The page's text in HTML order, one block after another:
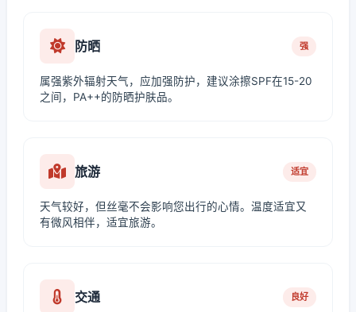
防晒 强
属强紫外辐射天气，应加强防护，建议涂擦SPF在15-20
之间，PA++的防晒护肤品。
旅游 适宜
天气较好，但丝毫不会影响您出行的心情。温度适宜又
有微风相伴，适宜旅游。
交通 良好